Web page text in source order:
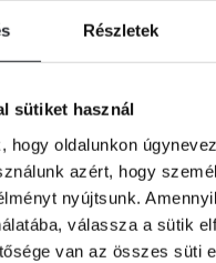
Részletek
sütiket használ
hogy oldalunkon
azért, hogy
nyújtsunk.
válassza a sütik
van az összes süti
KOSÁRBA
Vonatával
utazik. Vele tartasz?
kötetei: